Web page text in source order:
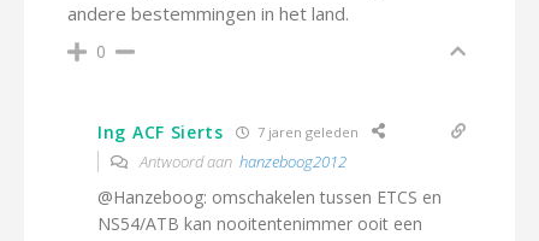
andere bestemmingen in het land.
0
Ing ACF Sierts 7 jaren geleden
Antwoord aan hanzeboog2012
@Hanzeboog: omschakelen tussen ETCS en
NS54/ATB kan nooitentenimmer ooit een